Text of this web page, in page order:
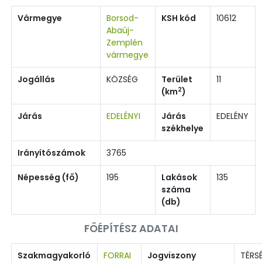
Vármegye
Borsod-
Abaúj-
Zemplén
vármegye
KSH kód 10612
Jogállás KÖZSÉG
Terület
(km2)
11
Járás EDELÉNYI
Járás
székhelye
EDELÉNY
Irányítószámok 3765
Népesség (fő) 195
Lakások
száma
(db)
135
FŐÉPÍTÉSZ ADATAI
Szakmagyakorló
FORRAI
Jogviszony